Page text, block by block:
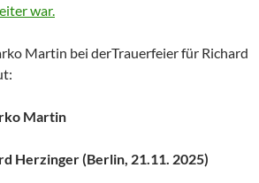
war.
Martin bei derTrauerfeier für Richard
Martin
Herzinger (Berlin, 21.11. 2025)